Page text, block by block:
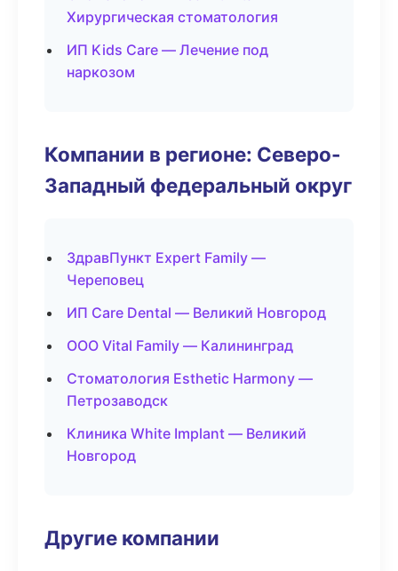
Хирургическая стоматология
ИП Kids Care — Лечение под
наркозом
Компании в регионе: Северо-
Западный федеральный округ
ЗдравПункт Expert Family —
Череповец
ИП Care Dental — Великий Новгород
ООО Vital Family — Калининград
Стоматология Esthetic Harmony —
Петрозаводск
Клиника White Implant — Великий
Новгород
Другие компании